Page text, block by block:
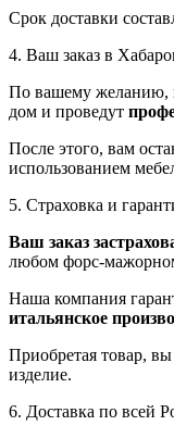
Срок доставки
4. Ваш заказ в
По вашему желанию,
дом и проведут
После этого, вам
использованием
5. Страховка и
Ваш заказ
любом форс-
Наша компания
итальянское
Приобретая товар, вы
изделие.
6. Доставка по всей